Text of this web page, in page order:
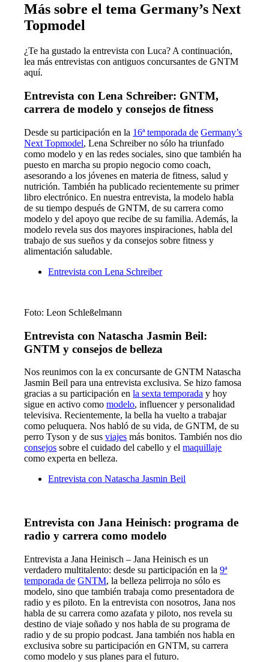
Más sobre el tema Germany’s Next
Topmodel
¿Te ha gustado la entrevista con Luca? A continuación,
lea más entrevistas con antiguos concursantes de GNTM
aquí.
Entrevista con Lena Schreiber: GNTM,
carrera de modelo y consejos de fitness
Desde su participación en la 16ª temporada de Germany’s
Next Topmodel, Lena Schreiber no sólo ha triunfado
como modelo y en las redes sociales, sino que también ha
puesto en marcha su propio negocio como coach,
asesorando a los jóvenes en materia de fitness, salud y
nutrición. También ha publicado recientemente su primer
libro electrónico. En nuestra entrevista, la modelo habla
de su tiempo después de GNTM, de su carrera como
modelo y del apoyo que recibe de su familia. Además, la
modelo revela sus dos mayores inspiraciones, habla del
trabajo de sus sueños y da consejos sobre fitness y
alimentación saludable.
Entrevista con Lena Schreiber
Foto: Leon Schleßelmann
Entrevista con Natascha Jasmin Beil:
GNTM y consejos de belleza
Nos reunimos con la ex concursante de GNTM Natascha
Jasmin Beil para una entrevista exclusiva. Se hizo famosa
gracias a su participación enla sexta temporada y hoy
sigue en activo comomodelo, influencer y personalidad
televisiva. Recientemente, la bella ha vuelto a trabajar
como peluquera. Nos habló de su vida, de GNTM, de su
perro Tyson y de susviajes más bonitos. También nos dio
consejos sobre el cuidado del cabello y elmaquillaje
como experta en belleza.
Entrevista con Natascha Jasmin Beil
Entrevista con Jana Heinisch: programa de
radio y carrera como modelo
Entrevista a Jana Heinisch – Jana Heinisch es un
verdadero multitalento: desde su participación en la9ª
temporada de GNTM, la belleza pelirroja no sólo es
modelo, sino que también trabaja como presentadora de
radio y es piloto. En la entrevista con nosotros, Jana nos
habla de su carrera como azafata y piloto, nos revela su
destino de viaje soñado y nos habla de su programa de
radio y de su propio podcast. Jana también nos habla en
exclusiva sobre su participación en GNTM, su carrera
como modelo y sus planes para el futuro.